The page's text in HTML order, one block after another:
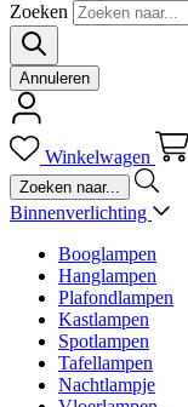
Zoeken
Annuleren
Winkelwagen
Binnenverlichting
Booglampen
Hanglampen
Plafondlampen
Kastlampen
Spotlampen
Tafellampen
Nachtlampje